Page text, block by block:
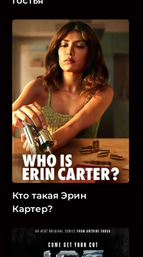
Кто такая Эрин
Картер?